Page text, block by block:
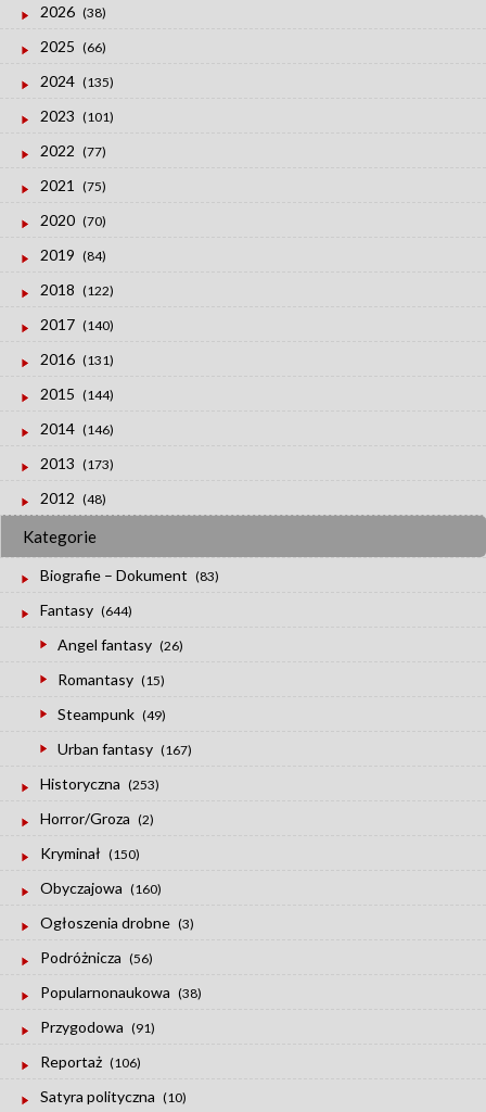
2026 (38)
2025 (66)
2024 (135)
2023 (101)
2022 (77)
2021 (75)
2020 (70)
2019 (84)
2018 (122)
2017 (140)
2016 (131)
2015 (144)
2014 (146)
2013 (173)
2012 (48)
Kategorie
Biografie – Dokument (83)
Fantasy (644)
Angel fantasy (26)
Romantasy (15)
Steampunk (49)
Urban fantasy (167)
Historyczna (253)
Horror/Groza (2)
Kryminał (150)
Obyczajowa (160)
Ogłoszenia drobne (3)
Podróżnicza (56)
Popularnonaukowa (38)
Przygodowa (91)
Reportaż (106)
Satyra polityczna (10)